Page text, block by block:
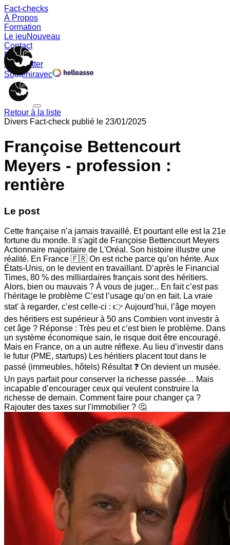
Fact-checks
À Propos
Formation
Le jeuNouveau
Contact
Memes
Newsletter
Souteniravec
Retour à la liste
Divers Fact-check publié le 23/01/2025
Françoise Bettencourt
Meyers - profession :
rentière
Le post
Cette française n’a jamais travaillé. Et pourtant elle est la 21e
fortune du monde. Il s'agit de Françoise Bettencourt Meyers
Actionnaire majoritaire de L'Oréal. Son histoire illustre une
réalité. En France 🇫🇷 On est riche parce qu’on hérite. Aux
États-Unis, on le devient en travaillant. D’après le Financial
Times, 80 % des milliardaires français sont des héritiers.
Alors, bien ou mauvais ? À vous de juger... En fait c’est pas
l'héritage le problème C’est l’usage qu’on en fait. La vraie
stat' à regarder, c’est celle-ci : 👉 Aujourd’hui, l’âge moyen
des héritiers est supérieur à 50 ans Combien vont investir à
cet âge ? Réponse : Très peu et c’est bien le problème. Dans
un système économique sain, le risque doit être encouragé.
Mais en France, on a un autre réflexe. Au lieu d’investir dans
le futur (PME, startups) Les héritiers placent tout dans le
passé (immeubles, hôtels) Résultat ❓ On devient un musée.
Un pays parfait pour conserver la richesse passée… Mais
incapable d’encourager ceux qui veulent construire la
richesse de demain. Comment faire pour changer ça ?
Rajouter des taxes sur l'immobilier ? 🤔